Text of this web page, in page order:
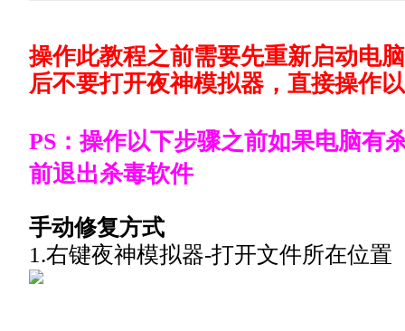
操作此教程之前需要先重新启动电
后不要打开夜神模拟器，直接操作
PS：操作以下步骤之前如果电脑有
前退出杀毒软件
手动修复方式
1.右键夜神模拟器-打开文件所在位置